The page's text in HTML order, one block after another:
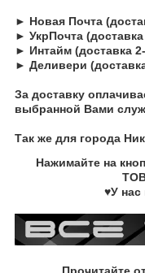
► Новая Почта
► УкрПочта
► Интайм (доставка
► Деливери
За доставку
выбранной Вами
Так же для города
Нажимайте на
♥У нас